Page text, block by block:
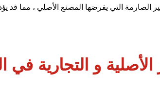
الصارمة التي يفرضها المصنع الأصلي ، مما قد
الأصلية و التجارية في